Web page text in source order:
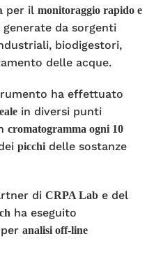
per il monitoraggio rapido e
generate da sorgenti
biodigestori,
delle acque.
ha effettuato
in diversi punti
cromatogramma ogni 10
picchi delle sostanze
di CRPA Lab e del
ha eseguito
analisi off-line